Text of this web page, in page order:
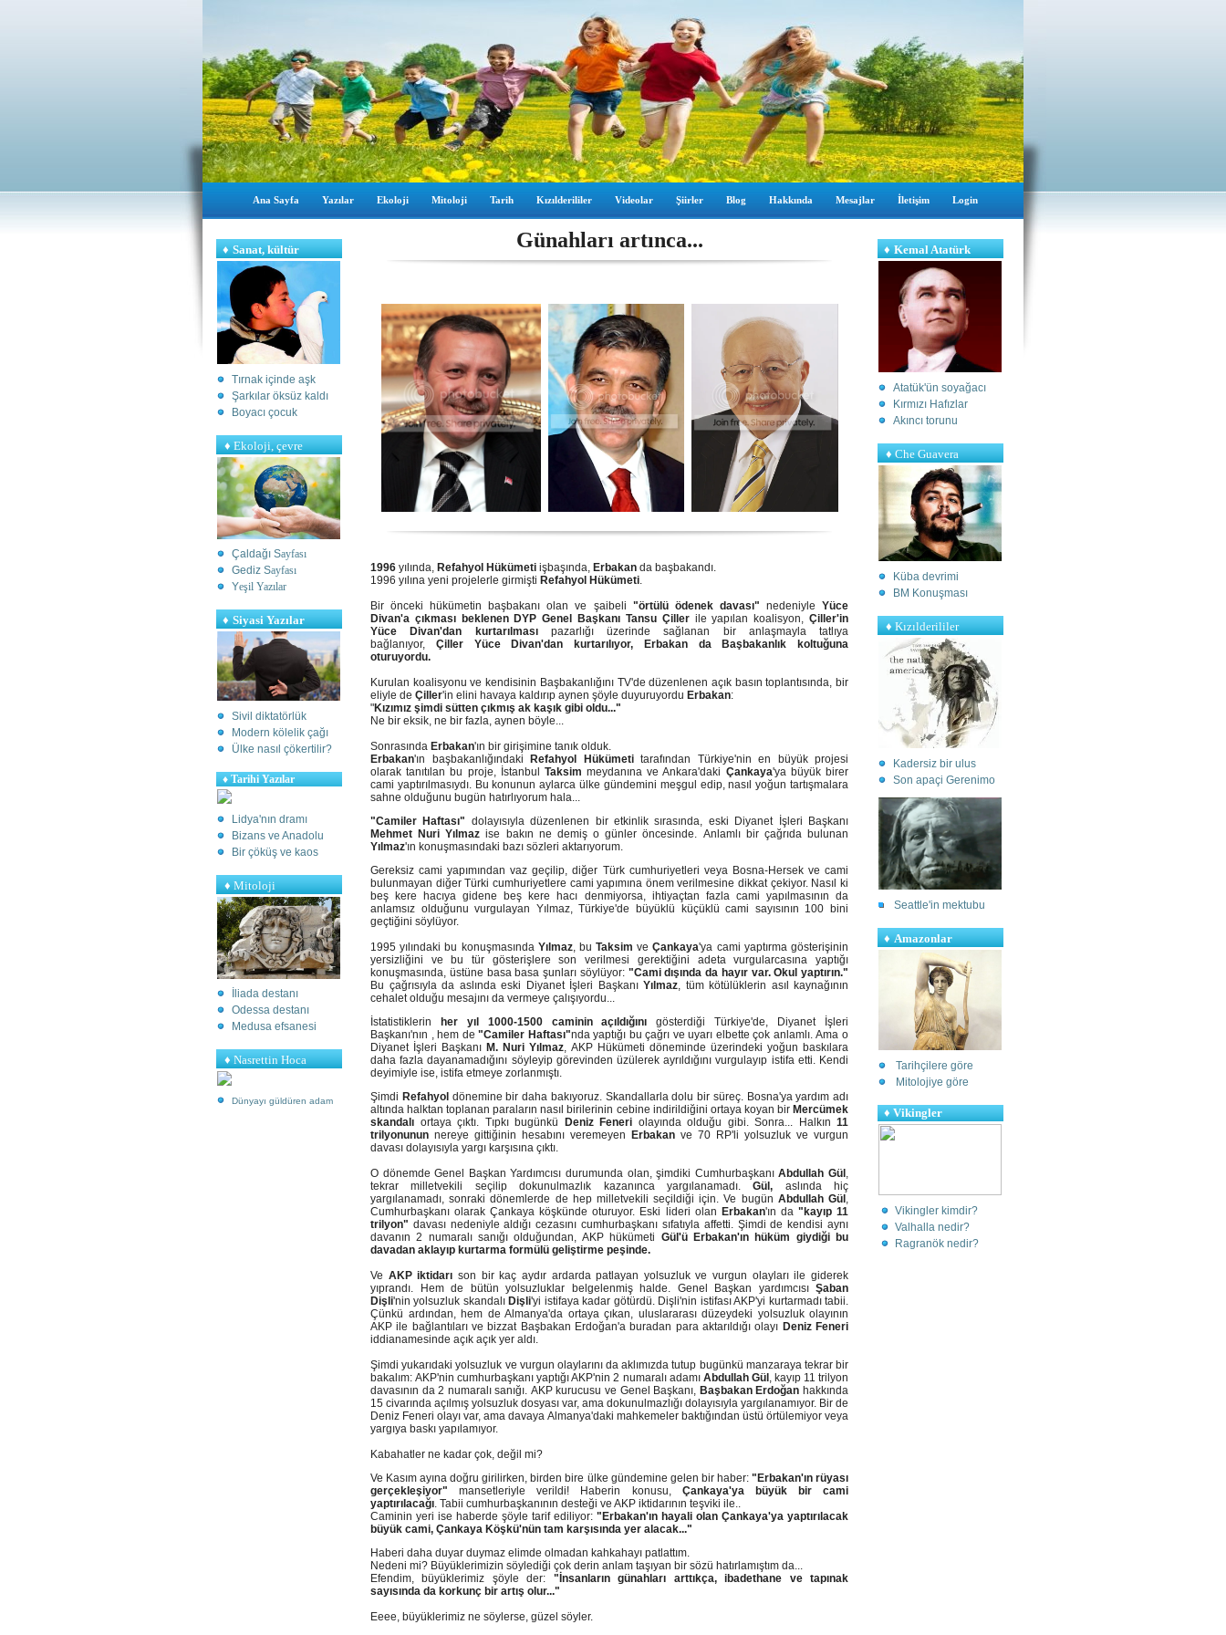
Ana Sayfa Yazılar Ekoloji Mitoloji Tarih Kızılderililer Videolar Şiirler Blog Hakkında Mesajlar İletişim Login
♦ Sanat, kültür
Tırnak içinde aşk
Şarkılar öksüz kaldı
Boyacı çocuk
♦Ekoloji, çevre
Çaldağı Sayfası
Gediz Sayfası
Yeşil Yazılar
♦ Siyasi Yazılar
Sivil diktatörlük
Modern kölelik çağı
Ülke nasıl çökertilir?
♦ Tarihi Yazılar
Lidya'nın dramı
Bizans ve Anadolu
Bir çöküş ve kaos
♦Mitoloji
İliada destanı
Odessa destanı
Medusa efsanesi
♦ Nasrettin Hoca
Dünyayı güldüren adam
Günahları artınca...
1996 yılında, Refahyol Hükümeti işbaşında, Erbakan da başbakandı.
1996 yılına yeni projelerle girmişti Refahyol Hükümeti.
Bir önceki hükümetin başbakanı olan ve şaibeli "örtülü ödenek davası" nedeniyle Yüce
Divan'a çıkması beklenen DYP Genel Başkanı Tansu Çillerile yapılan koalisyon,Çiller'in
Yüce Divan'dan kurtarılmasıpazarlığı üzerinde sağlanan bir anlaşmayla tatlıya
bağlanıyor, Çiller Yüce Divan'dan kurtarılıyor, Erbakan da Başbakanlık koltuğuna
oturuyordu.
Kurulan koalisyonu ve kendisinin Başbakanlığını TV'de düzenlenen açık basın toplantısında, bir
eliyle de Çiller'in elini havaya kaldırıp aynen şöyle duyuruyordu Erbakan:
"Kızımız şimdi sütten çıkmış ak kaşık gibi oldu..."
Ne bir eksik, ne bir fazla, aynen böyle...
Sonrasında Erbakan'ın bir girişimine tanık olduk.
Erbakan'ın başbakanlığındaki Refahyol Hükümetitarafından Türkiye'nin en büyük projesi
olarak tanıtılan bu proje, İstanbul Taksim meydanına ve Ankara'daki Çankaya'ya büyük birer
cami yaptırılmasıydı. Bu konunun aylarca ülke gündemini meşgul edip, nasıl yoğun tartışmalara
sahne olduğunu bugün hatırlıyorum hala...
"Camiler Haftası" dolayısıyla düzenlenen bir etkinlik sırasında, eski Diyanet İşleri Başkanı
Mehmet Nuri Yılmaz ise bakın ne demiş o günler öncesinde. Anlamlı bir çağrıda bulunan
Yılmaz'ın konuşmasındaki bazı sözleri aktarıyorum.
Gereksiz cami yapımından vaz geçilip, diğer Türk cumhuriyetleri veya Bosna-Hersek ve cami
bulunmayan diğer Türki cumhuriyetlere cami yapımına önem verilmesine dikkat çekiyor. Nasıl ki
beş kere hacıya gidene beş kere hacı denmiyorsa, ihtiyaçtan fazla cami yapılmasının da
anlamsız olduğunu vurgulayan Yılmaz, Türkiye'de büyüklü küçüklü cami sayısının 100 bini
geçtiğini söylüyor.
1995 yılındaki bu konuşmasında Yılmaz, buTaksim veÇankaya'ya cami yaptırma gösterişinin
yersizliğini ve bu tür gösterişlere son verilmesi gerektiğini adeta vurgularcasına yaptığı
konuşmasında, üstüne basa basa şunları söylüyor: "Cami dışında da hayır var. Okul yaptırın."
Bu çağrısıyla da aslında eski Diyanet İşleri Başkanı Yılmaz, tüm kötülüklerin asıl kaynağının
cehalet olduğu mesajını da vermeye çalışıyordu...
İstatistiklerin
her yıl 1000-1500 caminin açıldığını gösterdiği Türkiye'de, Diyanet İşleri
Başkanı'nın , hem de"Camiler Haftası"nda yaptığı bu çağrı ve uyarı elbette çok anlamlı. Ama o
Diyanet İşleri Başkanı M. Nuri Yılmaz, AKP Hükümeti döneminde üzerindeki yoğun baskılara
daha fazla dayanamadığını söyleyip görevinden üzülerek ayrıldığını vurgulayıp istifa etti. Kendi
deyimiyle ise, istifa etmeye zorlanmıştı.
Şimdi Refahyol dönemine bir daha bakıyoruz. Skandallarla dolu bir süreç. Bosna'ya yardım adı
altında halktan toplanan paraların nasıl birilerinin cebine indirildiğini ortaya koyan bir Mercümek
skandalı ortaya çıktı. Tıpkı bugünkü Deniz Feneri olayında olduğu gibi. Sonra... Halkın 11
trilyonunun nereye gittiğinin hesabını veremeyen Erbakan ve 70 RP'li yolsuzluk ve vurgun
davası dolayısıyla yargı karşısına çıktı.
O dönemde Genel Başkan Yardımcısı durumunda olan, şimdiki CumhurbaşkanıAbdullah Gül ,
tekrar milletvekili seçilip dokunulmazlık kazanınca yargılanamadı.Gül, aslında hiç
yargılanamadı, sonraki dönemlerde de hep milletvekili seçildiği için. Ve bugün Abdullah Gül ,
Cumhurbaşkanı olarak Çankaya köşkünde oturuyor. Eski lideri olan Erbakan'ın da "kayıp 11
trilyon" davası nedeniyle aldığı cezasını cumhurbaşkanı sıfatıyla affetti. Şimdi de kendisi aynı
davanın 2 numaralı sanığı olduğundan, AKP hükümeti Gül'ü Erbakan'ın hüküm giydiği bu
davadan aklayıp kurtarma formülü geliştirme peşinde.
Ve AKP iktidarı son bir kaç aydır ardarda patlayan yolsuzluk ve vurgun olayları ile giderek
yıprandı. Hem de bütün yolsuzluklar belgelenmiş halde. Genel Başkan yardımcısı Şaban
Dişli'nin yolsuzluk skandalı Dişli'yi istifaya kadar götürdü. Dişli'nin istifası AKP'yi kurtarmadı tabii.
Çünkü ardından, hem de Almanya'da ortaya çıkan, uluslararası düzeydeki yolsuzluk olayının
AKP ile bağlantıları ve bizzat Başbakan Erdoğan'a buradan para aktarıldığı olayı Deniz Feneri
iddianamesinde açık açık yer aldı.
Şimdi yukarıdaki yolsuzluk ve vurgun olaylarını da aklımızda tutup bugünkü manzaraya tekrar bir
bakalım: AKP'nin cumhurbaşkanı yaptığı AKP'nin 2 numaralı adamı Abdullah Gül , kayıp 11 trilyon
davasının da 2 numaralı sanığı. AKP kurucusu ve Genel Başkanı, Başbakan Erdoğan hakkında
15 civarında açılmış yolsuzluk dosyası var, ama dokunulmazlığı dolayısıyla yargılanamıyor. Bir de
Deniz Feneri olayı var, ama davaya Almanya'daki mahkemeler baktığından üstü örtülemiyor veya
yargıya baskı yapılamıyor.
Kabahatler ne kadar çok, değil mi?
Ve Kasım ayına doğru girilirken, birden bire ülke gündemine gelen bir haber: "Erbakan'ın rüyası
gerçekleşiyor" mansetleriyle verildi! Haberin konusu, Çankaya'ya büyük bir cami
yaptırılacağı. Tabii cumhurbaşkanının desteği ve AKP iktidarının teşviki ile..
Caminin yeri ise haberde şöyle tarif ediliyor: "Erbakan'ın hayali olan Çankaya'ya yaptırılacak
büyük cami, Çankaya Köşkü'nün tam karşısında yer alacak..."
Haberi daha duyar duymaz elimde olmadan kahkahayı patlattım.
Nedeni mi? Büyüklerimizin söylediği çok derin anlam taşıyan bir sözü hatırlamıştım da...
Efendim, büyüklerimiz şöyle der: "İnsanların günahları arttıkça, ibadethane ve tapınak
sayısında da korkunç bir artış olur..."
Eeee, büyüklerimiz ne söylerse, güzel söyler.
♦ Kemal Atatürk
Atatük'ün soyağacı
Kırmızı Hafızlar
Akıncı torunu
♦ Che Guavera
Küba devrimi
BM Konuşması
♦ Kızılderililer
Kadersiz bir ulus
Son apaçi Gerenimo
Seattle'in mektubu
♦ Amazonlar
Tarihçilere göre
Mitolojiye göre
♦ Vikingler
Vikingler kimdir?
Valhalla nedir?
Ragranök nedir?